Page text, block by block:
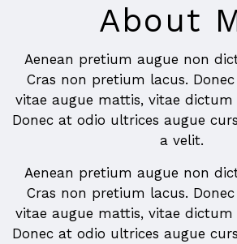
About
Aenean pretium augue non
Cras non pretium lacus.
vitae augue mattis, vitae
Donec at odio ultrices augue
a velit.
Aenean pretium augue non
Cras non pretium lacus.
vitae augue mattis, vitae
Donec at odio ultrices augue